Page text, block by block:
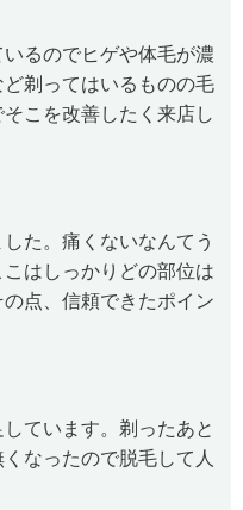
るのでヒゲや体毛が濃
剃ってはいるものの毛
こを改善したく来店し
た。痛くないなんてう
はしっかりどの部位は
点、信頼できたポイン
ています。剃ったあと
なったので脱毛して人